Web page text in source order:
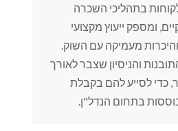
בתהליכי השכרה
ומספק ייעוץ מקצועי
מעמיקה עם השוק.
והניסיון שצבר לאורך
כדי לסייע להם בקבלת
בתחום הנדל"ן.